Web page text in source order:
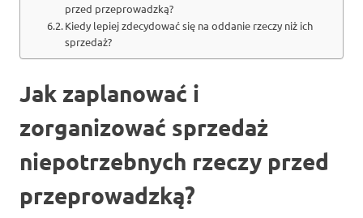
przed przeprowadzką?
Kiedy lepiej zdecydować się na oddanie rzeczy niż ich
sprzedaż?
Jak zaplanować i
zorganizować sprzedaż
niepotrzebnych rzeczy przed
przeprowadzką?